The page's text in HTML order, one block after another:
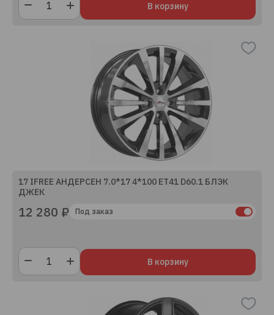
В корзину
17 IFREE АНДЕРСЕН 7.0*17 4*100 ET41 D60.1 БЛЭК
ДЖЕК
12 280 ₽ Под заказ
В корзину